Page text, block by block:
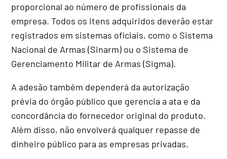
proporcional ao número de profissionais da
empresa. Todos os itens adquiridos deverão estar
registrados em sistemas oficiais, como o Sistema
Nacional de Armas (Sinarm) ou o Sistema de
Gerenciamento Militar de Armas (Sigma).
A adesão também dependerá da autorização
prévia do órgão público que gerencia a ata e da
concordância do fornecedor original do produto.
Além disso, não envolverá qualquer repasse de
dinheiro público para as empresas privadas.